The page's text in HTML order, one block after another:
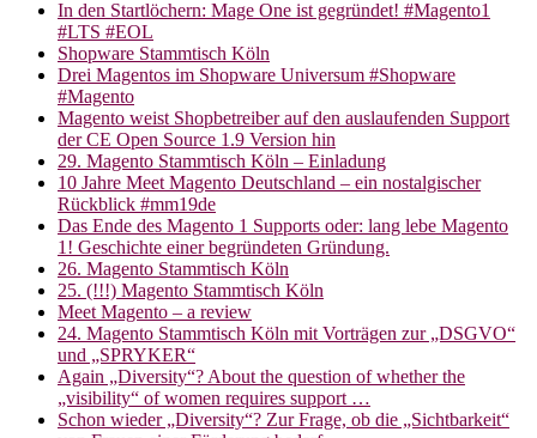
In den Startlöchern: Mage One ist gegründet! #Magento1
#LTS #EOL
Shopware Stammtisch Köln
Drei Magentos im Shopware Universum #Shopware
#Magento
Magento weist Shopbetreiber auf den auslaufenden Support
der CE Open Source 1.9 Version hin
29. Magento Stammtisch Köln – Einladung
10 Jahre Meet Magento Deutschland – ein nostalgischer
Rückblick #mm19de
Das Ende des Magento 1 Supports oder: lang lebe Magento
1! Geschichte einer begründeten Gründung.
26. Magento Stammtisch Köln
25. (!!!) Magento Stammtisch Köln
Meet Magento – a review
24. Magento Stammtisch Köln mit Vorträgen zur „DSGVO“
und „SPRYKER“
Again „Diversity“? About the question of whether the
„visibility“ of women requires support …
Schon wieder „Diversity“? Zur Frage, ob die „Sichtbarkeit“